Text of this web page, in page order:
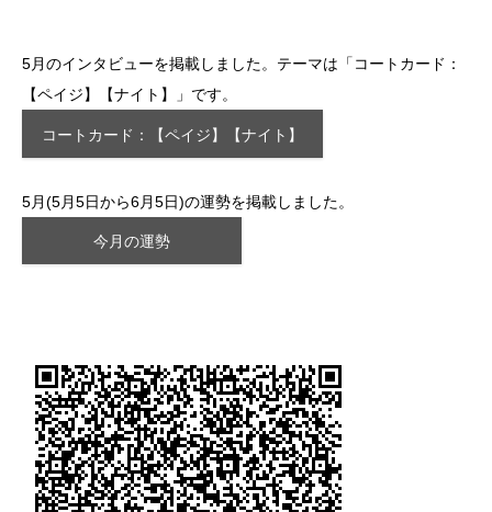
5月のインタビューを掲載しました。テーマは「コートカード：
【ペイジ】【ナイト】」です。
コートカード：【ペイジ】【ナイト】
5月(5月5日から6月5日)の運勢を掲載しました。
今月の運勢